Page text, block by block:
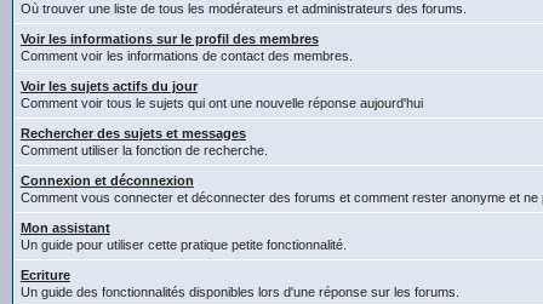
Où trouver une liste de tous les modérateurs et administrateurs des forums.
Voir les informations sur le profil des membres
Comment voir les informations de contact des membres.
Voir les sujets actifs du jour
Comment voir tous le sujets qui ont une nouvelle réponse aujourd'hui
Rechercher des sujets et messages
Comment utiliser la fonction de recherche.
Connexion et déconnexion
Comment vous connecter et déconnecter des forums et comment rester anonyme et
Mon assistant
Un guide pour utiliser cette pratique petite fonctionnalité.
Ecriture
Un guide des fonctionnalités disponibles lors d'une réponse sur les forums.